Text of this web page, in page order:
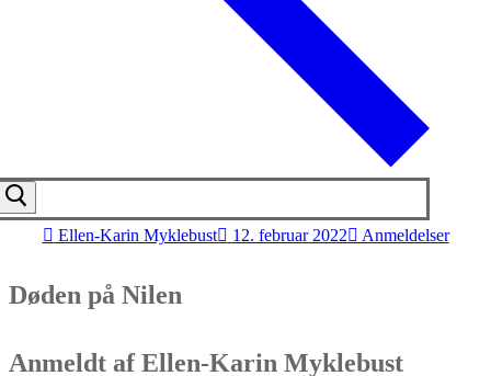
Ellen-Karin Myklebust 12. februar 2022 Anmeldelser
Døden på Nilen
Anmeldt af Ellen-Karin Myklebust